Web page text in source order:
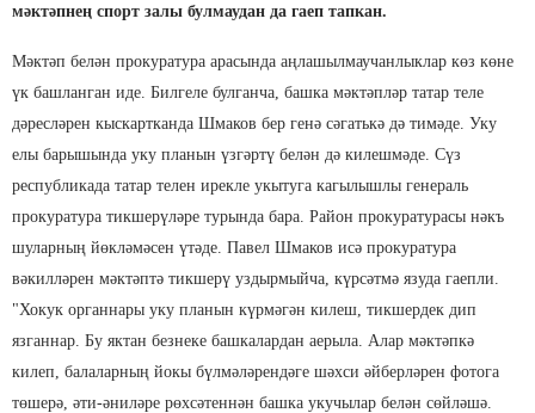
мәктәпнең спорт залы булмаудан да гаеп тапкан.
Мәктәп белән прокуратура арасында аңлашылмаучанлыклар көз көне
үк башланган иде. Билгеле булганча, башка мәктәпләр татар теле
дәресләрен кыскартканда Шмаков бер генә сәгать­кә дә тимәде. Уку
елы барышында уку планын үзгәртү белән дә килешмәде. Сүз
республикада татар телен ирекле укытуга кагылышлы генераль
прокуратура тикшерү­ләре турында бара. Район прокуратурасы нәкъ
шуларның йөклә­мәсен үтәде. Павел Шмаков исә прокуратура
вәкилләрен мәктәптә тикшерү уздырмыйча, күрсәтмә язуда гаепли.
"Хокук органнары уку планын күрмәгән килеш, тикшердек дип
язганнар. Бу яктан безнеке башкалардан аерыла. Алар мәктәпкә
килеп, балаларның йокы бүлмәләрендәге шәхси әйберләрен фотога
төшерә, әти-әниләре рөхсәтен­нән башка укучылар белән сөйләшә.